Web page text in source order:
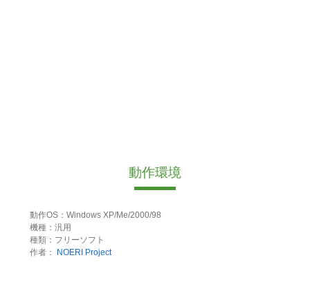
動作環境
動作OS：Windows XP/Me/2000/98
機種：汎用
種類：フリーソフト
作者：
NOERI Project